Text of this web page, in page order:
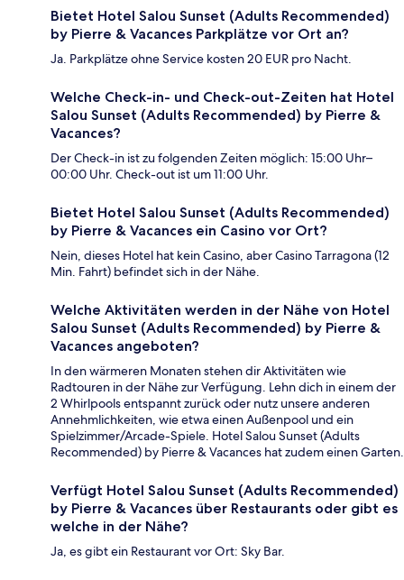
Bietet Hotel Salou Sunset (Adults Recommended)
by Pierre & Vacances Parkplätze vor Ort an?
Ja. Parkplätze ohne Service kosten 20 EUR pro Nacht.
Welche Check-in- und Check-out-Zeiten hat Hotel
Salou Sunset (Adults Recommended) by Pierre &
Vacances?
Der Check-in ist zu folgenden Zeiten möglich: 15:00 Uhr–
00:00 Uhr. Check-out ist um 11:00 Uhr.
Bietet Hotel Salou Sunset (Adults Recommended)
by Pierre & Vacances ein Casino vor Ort?
Nein, dieses Hotel hat kein Casino, aber Casino Tarragona (12
Min. Fahrt) befindet sich in der Nähe.
Welche Aktivitäten werden in der Nähe von Hotel
Salou Sunset (Adults Recommended) by Pierre &
Vacances angeboten?
In den wärmeren Monaten stehen dir Aktivitäten wie
Radtouren in der Nähe zur Verfügung. Lehn dich in einem der
2 Whirlpools entspannt zurück oder nutz unsere anderen
Annehmlichkeiten, wie etwa einen Außenpool und ein
Spielzimmer/Arcade-Spiele. Hotel Salou Sunset (Adults
Recommended) by Pierre & Vacances hat zudem einen Garten.
Verfügt Hotel Salou Sunset (Adults Recommended)
by Pierre & Vacances über Restaurants oder gibt es
welche in der Nähe?
Ja, es gibt ein Restaurant vor Ort: Sky Bar.